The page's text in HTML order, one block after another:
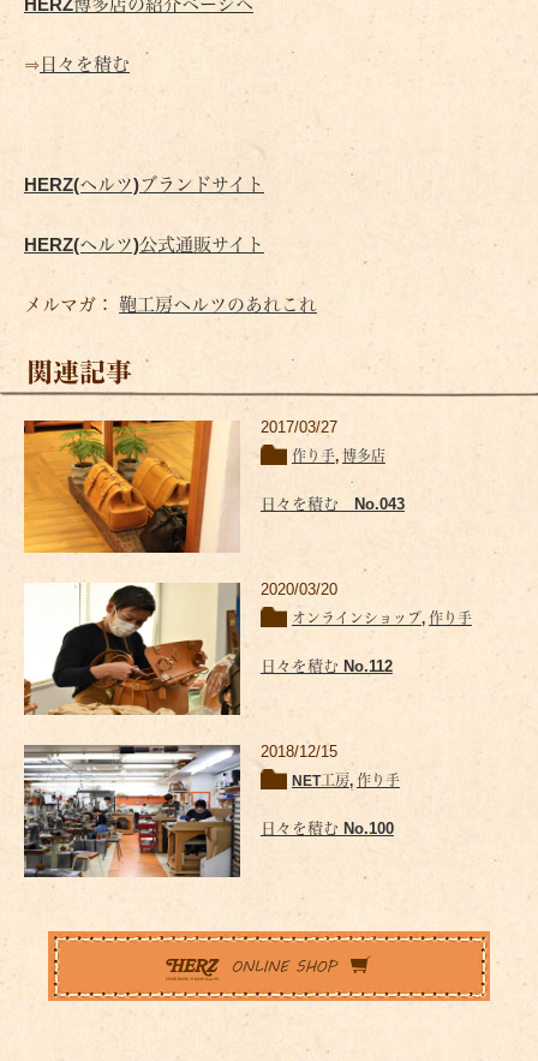
HERZ博多店の紹介ページへ
⇒日々を積む
HERZ(ヘルツ)ブランドサイト
HERZ(ヘルツ)公式通販サイト
メルマガ： 鞄工房ヘルツのあれこれ
関連記事
2017/03/27
作り手, 博多店
日々を積む No.043
2020/03/20
オンラインショップ, 作り手
日々を積む No.112
2018/12/15
NET工房, 作り手
日々を積む No.100